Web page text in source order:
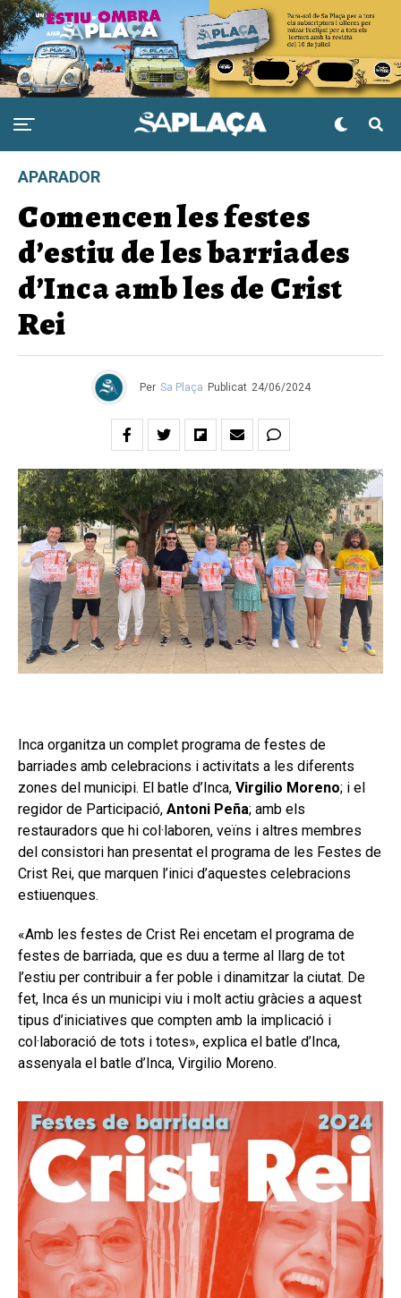
APARADOR
Comencen les festes
d’estiu de les barriades
d’Inca amb les de Crist
Rei
Per Sa Plaça Publicat 24/06/2024
Inca organitza un complet programa de festes de
barriades amb celebracions i activitats a les diferents
zones del municipi. El batle d’Inca, Virgilio Moreno; i el
regidor de Participació, Antoni Peña; amb els
restauradors que hi col·laboren, veïns i altres membres
del consistori han presentat el programa de les Festes de
Crist Rei, que marquen l’inici d’aquestes celebracions
estiuenques.
«Amb les festes de Crist Rei encetam el programa de
festes de barriada, que es duu a terme al llarg de tot
l’estiu per contribuir a fer poble i dinamitzar la ciutat. De
fet, Inca és un municipi viu i molt actiu gràcies a aquest
tipus d’iniciatives que compten amb la implicació i
col·laboració de tots i totes», explica el batle d’Inca,
assenyala el batle d’Inca, Virgilio Moreno.